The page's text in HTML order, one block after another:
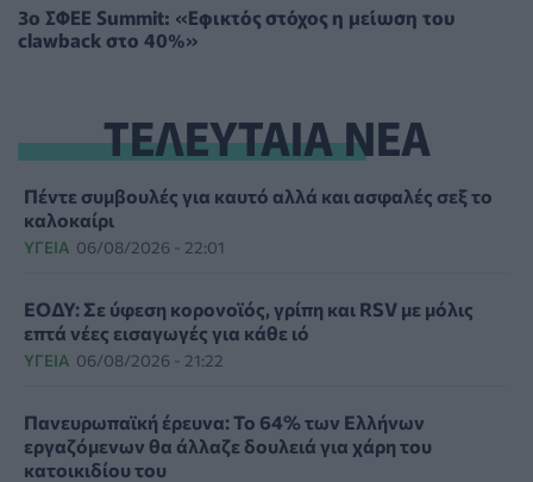
3ο ΣΦΕΕ Summit: «Εφικτός στόχος η μείωση του
clawback στο 40%»
ΤΕΛΕΥΤΑΙΑ ΝΕΑ
Πέντε συμβουλές για καυτό αλλά και ασφαλές σεξ το
καλοκαίρι
ΥΓΕΊΑ 06/08/2026 - 22:01
ΕΟΔΥ: Σε ύφεση κορονοϊός, γρίπη και RSV με μόλις
επτά νέες εισαγωγές για κάθε ιό
ΥΓΕΊΑ 06/08/2026 - 21:22
Πανευρωπαϊκή έρευνα: Το 64% των Ελλήνων
εργαζόμενων θα άλλαζε δουλειά για χάρη του
κατοικιδίου του